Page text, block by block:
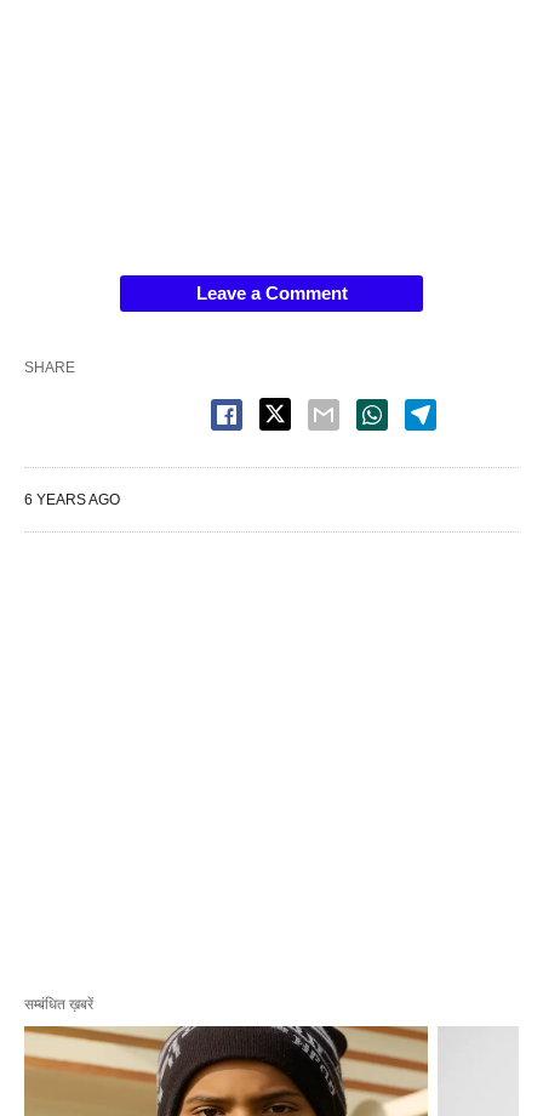
Leave a Comment
SHARE
6 YEARS AGO
सम्बंधित ख़बरें